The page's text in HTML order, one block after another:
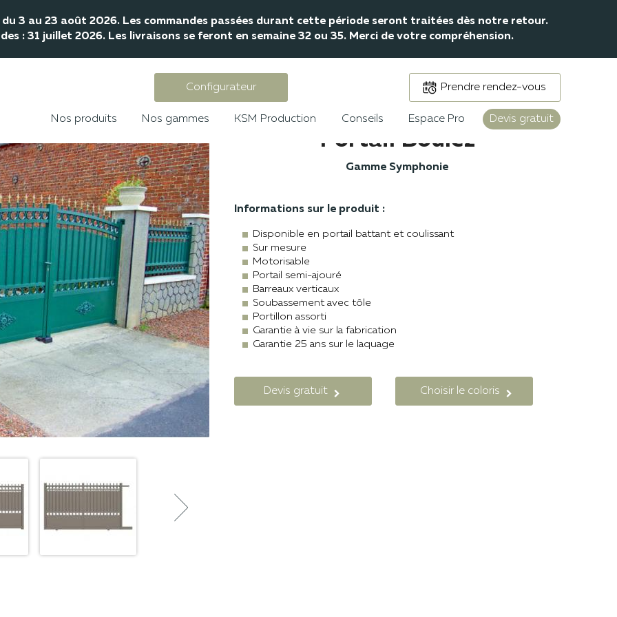
3 au 23 août 2026. Les commandes passées durant cette période seront traitées dès notre retour.
: 31 juillet 2026. Les livraisons se feront en semaine 32 ou 35. Merci de votre compréhension.
Configurateur Prendre rendez-vous
Nos produits Nos gammes KSM Production Conseils Espace Pro Devis gratuit

Portail Boulez
Gamme Symphonie
Informations sur le produit :
Disponible en portail battant et coulissant
Sur mesure
Motorisable
Portail semi-ajouré
Barreaux verticaux
Soubassement avec tôle
Portillon assorti
Garantie à vie sur la fabrication
Garantie 25 ans sur le laquage
Devis gratuit Choisir le coloris